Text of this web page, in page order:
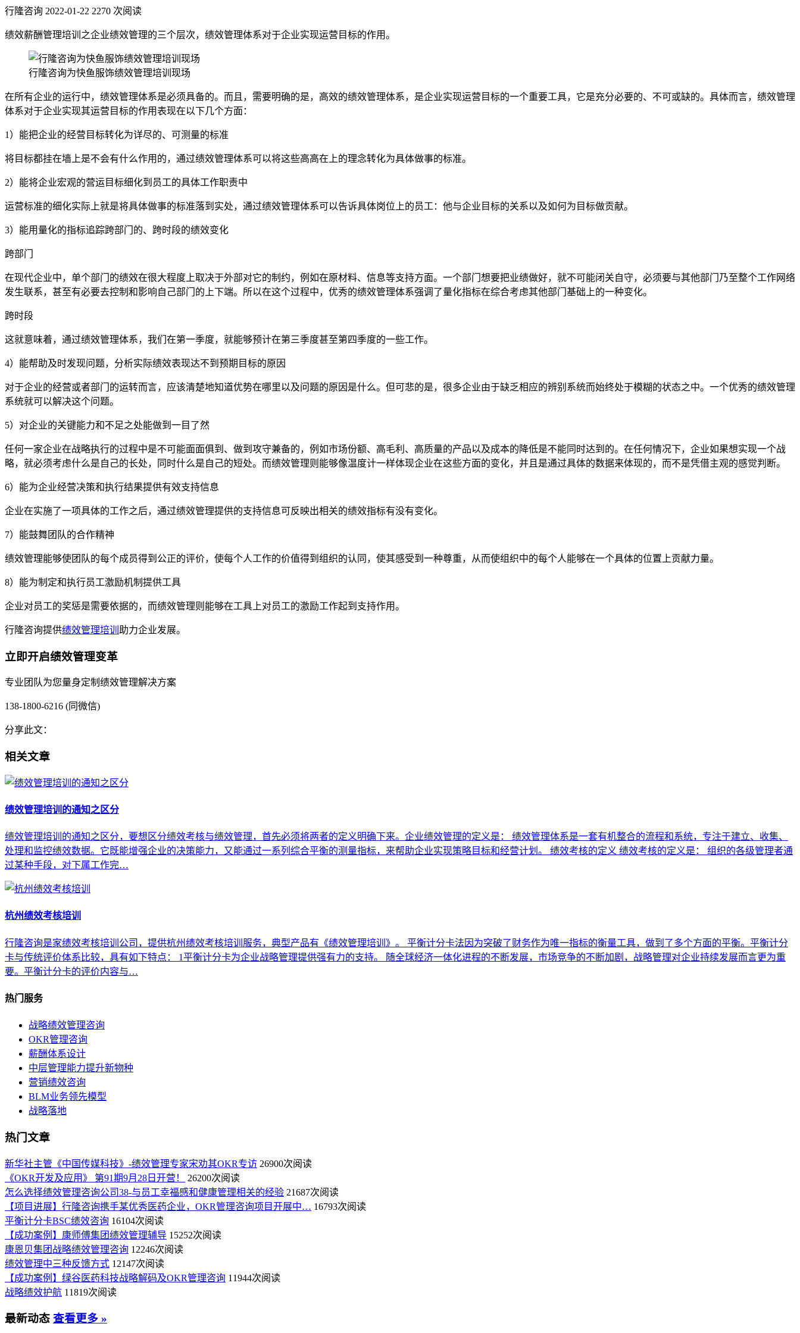
行隆咨询 2022-01-22 2270 次阅读
绩效薪酬管理培训之企业绩效管理的三个层次，绩效管理体系对于企业实现运营目标的作用。
行隆咨询为快鱼服饰绩效管理培训现场
在所有企业的运行中，绩效管理体系是必须具备的。而且，需要明确的是，高效的绩效管理体系，是企业实现运营目标的一个重要工具，它是充分必要的、不可或缺的。具体而言，绩效管理
体系对于企业实现其运营目标的作用表现在以下几个方面：
1）能把企业的经营目标转化为详尽的、可测量的标准
将目标都挂在墙上是不会有什么作用的，通过绩效管理体系可以将这些高高在上的理念转化为具体做事的标准。
2）能将企业宏观的营运目标细化到员工的具体工作职责中
运营标准的细化实际上就是将具体做事的标准落到实处，通过绩效管理体系可以告诉具体岗位上的员工：他与企业目标的关系以及如何为目标做贡献。
3）能用量化的指标追踪跨部门的、跨时段的绩效变化
跨部门
在现代企业中，单个部门的绩效在很大程度上取决于外部对它的制约，例如在原材料、信息等支持方面。一个部门想要把业绩做好，就不可能闭关自守，必须要与其他部门乃至整个工作网络
发生联系，甚至有必要去控制和影响自己部门的上下端。所以在这个过程中，优秀的绩效管理体系强调了量化指标在综合考虑其他部门基础上的一种变化。
跨时段
这就意味着，通过绩效管理体系，我们在第一季度，就能够预计在第三季度甚至第四季度的一些工作。
4）能帮助及时发现问题，分析实际绩效表现达不到预期目标的原因
对于企业的经营或者部门的运转而言，应该清楚地知道优势在哪里以及问题的原因是什么。但可悲的是，很多企业由于缺乏相应的辨别系统而始终处于模糊的状态之中。一个优秀的绩效管理
系统就可以解决这个问题。
5）对企业的关键能力和不足之处能做到一目了然
任何一家企业在战略执行的过程中是不可能面面俱到、做到攻守兼备的，例如市场份额、高毛利、高质量的产品以及成本的降低是不能同时达到的。在任何情况下，企业如果想实现一个战
略，就必须考虑什么是自己的长处，同时什么是自己的短处。而绩效管理则能够像温度计一样体现企业在这些方面的变化，并且是通过具体的数据来体现的，而不是凭借主观的感觉判断。
6）能为企业经营决策和执行结果提供有效支持信息
企业在实施了一项具体的工作之后，通过绩效管理提供的支持信息可反映出相关的绩效指标有没有变化。
7）能鼓舞团队的合作精神
绩效管理能够使团队的每个成员得到公正的评价，使每个人工作的价值得到组织的认同，使其感受到一种尊重，从而使组织中的每个人能够在一个具体的位置上贡献力量。
8）能为制定和执行员工激励机制提供工具
企业对员工的奖惩是需要依据的，而绩效管理则能够在工具上对员工的激励工作起到支持作用。
行隆咨询提供绩效管理培训 助力企业发展。
立即开启绩效管理变革
专业团队为您量身定制绩效管理解决方案
138-1800-6216 (同微信)
分享此文：
相关文章
绩效管理培训的通知之区分
绩效管理培训的通知之区分，要想区分绩效考核与绩效管理，首先必须将两者的定义明确下来。企业绩效管理的定义是： 绩效管理体系是一套有机整合的流程和系统，专注于建立、收集、
处理和监控绩效数据。它既能增强企业的决策能力，又能通过一系列综合平衡的测量指标，来帮助企业实现策略目标和经营计划。 绩效考核的定义 绩效考核的定义是： 组织的各级管理者通
过某种手段，对下属工作完…
杭州绩效考核培训
行隆咨询是家绩效考核培训公司，提供杭州绩效考核培训服务，典型产品有《绩效管理培训》。 平衡计分卡法因为突破了财务作为唯一指标的衡量工具，做到了多个方面的平衡。平衡计分
卡与传统评价体系比较，具有如下特点： 1平衡计分卡为企业战略管理提供强有力的支持。 随全球经济一体化进程的不断发展，市场竞争的不断加剧，战略管理对企业持续发展而言更为重
要。平衡计分卡的评价内容与…
热门服务
战略绩效管理咨询
OKR管理咨询
薪酬体系设计
中层管理能力提升新物种
营销绩效咨询
BLM业务领先模型
战略落地
热门文章
新华社主管《中国传媒科技》-绩效管理专家宋劝其OKR专访 26900次阅读
《OKR开发及应用》 第91期9月28日开营！
26200次阅读
怎么选择绩效管理咨询公司38-与员工幸福感和健康管理相关的经验 21687次阅读
【项目进展】行隆咨询携手某优秀医药企业，OKR管理咨询项目开展中… 16793次阅读
平衡计分卡BSC绩效咨询 16104次阅读
【成功案例】康师傅集团绩效管理辅导 15252次阅读
康恩贝集团战略绩效管理咨询 12246次阅读
绩效管理中三种反馈方式 12147次阅读
【成功案例】绿谷医药科技战略解码及OKR管理咨询 11944次阅读
战略绩效护航 11819次阅读
最新动态 查看更多 »